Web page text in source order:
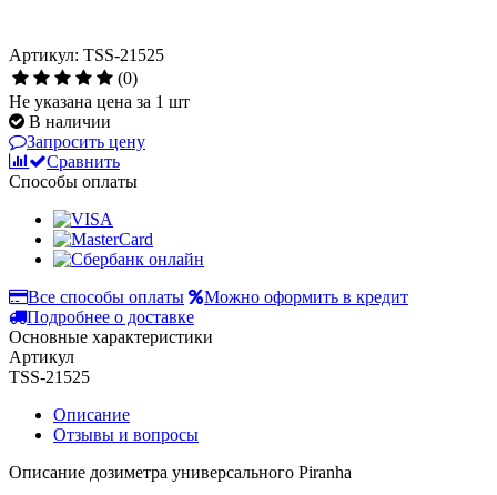
Артикул: TSS-21525
(0)
Не указана цена за 1 шт
В наличии
Запросить цену
Сравнить
Способы оплаты
Все способы оплаты
Можно оформить в кредит
Подробнее о доставке
Основные характеристики
Артикул
TSS-21525
Описание
Отзывы и вопросы
Описание дозиметра универсального Piranha